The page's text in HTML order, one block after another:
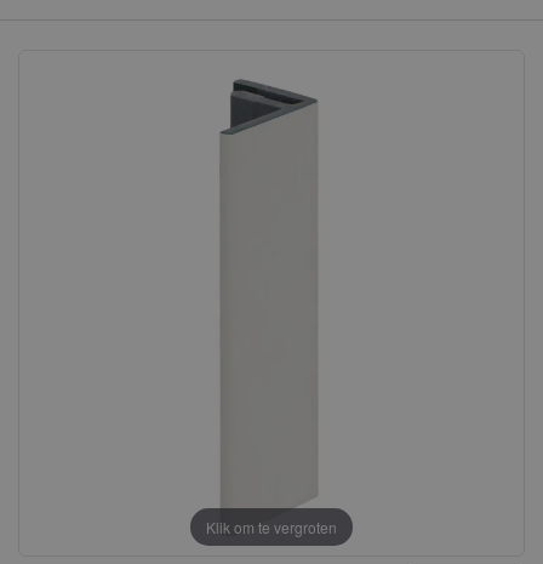
Klik om te vergroten